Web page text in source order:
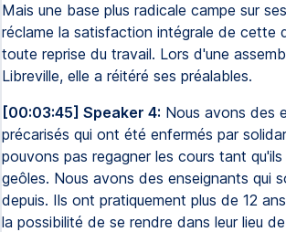
Mais une base plus radicale campe sur
réclame la satisfaction intégrale de cette
toute reprise du travail. Lors d'une
Libreville, elle a réitéré ses préalables.
[00:03:45] Speaker 4: Nous avons des
précarisés qui ont été enfermés par
pouvons pas regagner les cours tant
geôles. Nous avons des enseignants qui
depuis. Ils ont pratiquement plus de 12
la possibilité de se rendre dans leur lieu